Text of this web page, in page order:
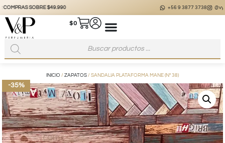
+56 9 3877 3738 vypstore.cl
$0
INICIO / ZAPATOS / SANDALIA PLATAFORMA MANE (Nº 38)
-35%